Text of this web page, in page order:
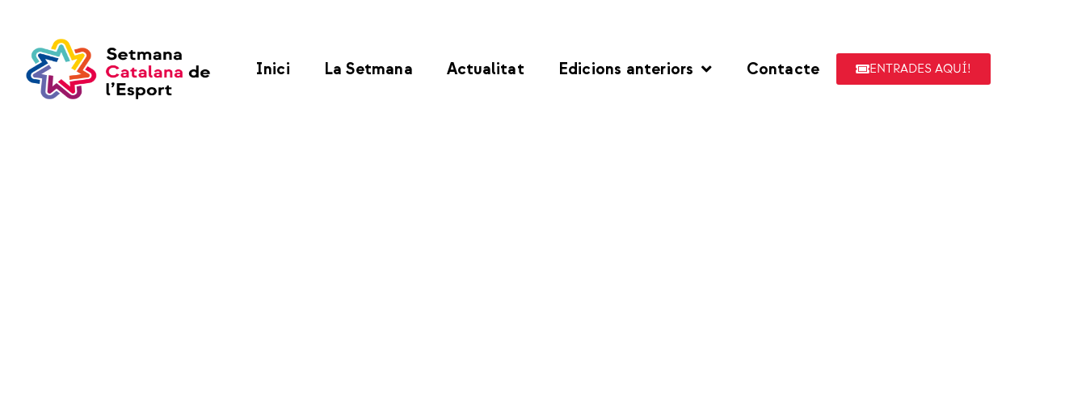
Inici La Setmana Actualitat Edicions anteriors Contacte ENTRADES AQUÍ!